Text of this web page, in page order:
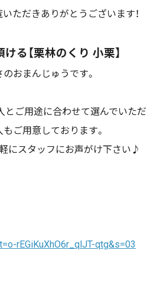
ただきありがとうございます！
る【栗林のくり 小栗】
おまんじゅうです。
とご用途に合わせて選んでいた
ご用意しております。
にスタッフにお声がけ下さい♪
rEGiKuXhO6r_qlJT-qtg&s=03